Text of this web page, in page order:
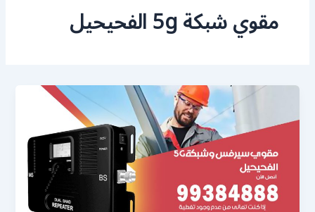
مقوي شبكة 5g الفحيحيل